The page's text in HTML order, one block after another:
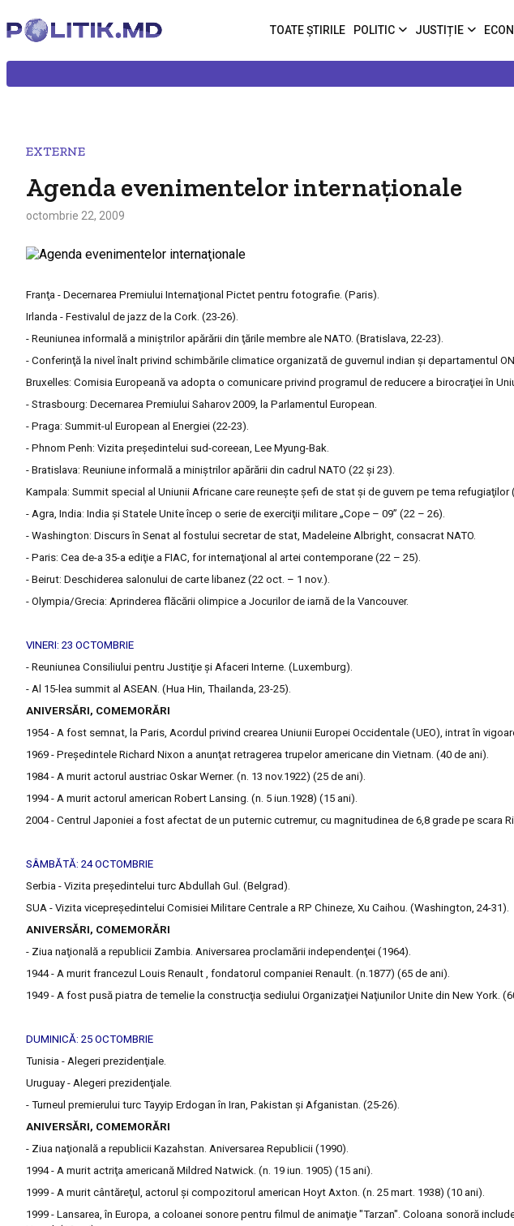
TOATE ȘTIRILE POLITIC JUSTIȚIE
EXTERNE
Agenda evenimentelor internaţionale
octombrie 22, 2009
Franţa - Decernarea Premiului Internaţional Pictet pentru fotografie. (Paris).
Irlanda - Festivalul de jazz de la Cork. (23-26).
- Reuniunea informală a miniştrilor apărării din ţările membre ale NATO. (Bratislava, 22-23).
- Conferinţă la nivel înalt privind schimbările climatice organizată de guvernul indian şi departamentul
Bruxelles: Comisia Europeană va adopta o comunicare privind programul de reducere a birocraţiei în
- Strasbourg: Decernarea Premiului Saharov 2009, la Parlamentul European.
- Praga: Summit-ul European al Energiei (22-23).
- Phnom Penh: Vizita preşedintelui sud-coreean, Lee Myung-Bak.
- Bratislava: Reuniune informală a miniştrilor apărării din cadrul NATO (22 şi 23).
Kampala: Summit special al Uniunii Africane care reuneşte şefi de stat şi de guvern pe tema refugiaţilor
- Agra, India: India şi Statele Unite încep o serie de exerciţii militare „Cope – 09” (22 – 26).
- Washington: Discurs în Senat al fostului secretar de stat, Madeleine Albright, consacrat NATO.
- Paris: Cea de-a 35-a ediţie a FIAC, for internaţional al artei contemporane (22 – 25).
- Beirut: Deschiderea salonului de carte libanez (22 oct. – 1 nov.).
- Olympia/Grecia: Aprinderea flăcării olimpice a Jocurilor de iarnă de la Vancouver.
VINERI: 23 OCTOMBRIE
- Reuniunea Consiliului pentru Justiţie şi Afaceri Interne. (Luxemburg).
- Al 15-lea summit al ASEAN. (Hua Hin, Thailanda, 23-25).
ANIVERSĂRI, COMEMORĂRI
1954 - A fost semnat, la Paris, Acordul privind crearea Uniunii Europei Occidentale (UEO), intrat în
1969 - Preşedintele Richard Nixon a anunţat retragerea trupelor americane din Vietnam. (40 de ani).
1984 - A murit actorul austriac Oskar Werner. (n. 13 nov.1922) (25 de ani).
1994 - A murit actorul american Robert Lansing. (n. 5 iun.1928) (15 ani).
2004 - Centrul Japoniei a fost afectat de un puternic cutremur, cu magnitudinea de 6,8 grade pe scara
SÂMBĂTĂ: 24 OCTOMBRIE
Serbia - Vizita preşedintelui turc Abdullah Gul. (Belgrad).
SUA - Vizita vicepreşedintelui Comisiei Militare Centrale a RP Chineze, Xu Caihou. (Washington, 24-31).
ANIVERSĂRI, COMEMORĂRI
- Ziua naţională a republicii Zambia. Aniversarea proclamării independenţei (1964).
1944 - A murit francezul Louis Renault , fondatorul companiei Renault. (n.1877) (65 de ani).
1949 - A fost pusă piatra de temelie la construcţia sediului Organizaţiei Naţiunilor Unite din New York.
DUMINICĂ: 25 OCTOMBRIE
Tunisia - Alegeri prezidenţiale.
Uruguay - Alegeri prezidenţiale.
- Turneul premierului turc Tayyip Erdogan în Iran, Pakistan şi Afganistan. (25-26).
ANIVERSĂRI, COMEMORĂRI
- Ziua naţională a republicii Kazahstan. Aniversarea Republicii (1990).
1994 - A murit actriţa americană Mildred Natwick. (n. 19 iun. 1905) (15 ani).
1999 - A murit cântăreţul, actorul şi compozitorul american Hoyt Axton. (n. 25 mart. 1938) (10 ani).
1999 - Lansarea, în Europa, a coloanei sonore pentru filmul de animaţie "Tarzan". Coloana sonoră